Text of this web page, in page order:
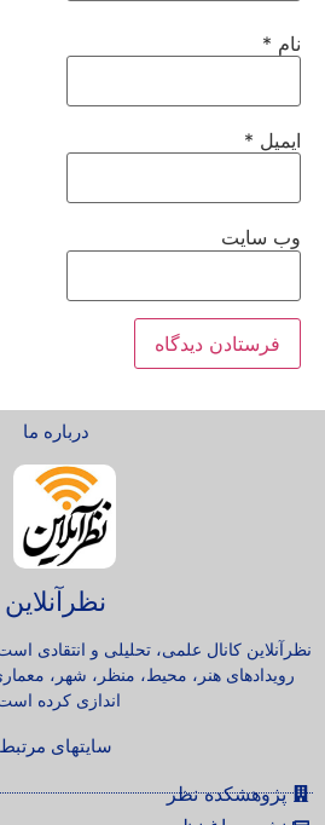
نام *
ایمیل *
وب‌ سایت
درباره ما
نظرآنلاین
نظرآنلاین کانال علمی، تحلیلی و انتقادی
رویدادهای هنر، محیط، منظر، شهر،
اندازی کرده
سایتهای مرتبط
پژوهشکده نظر